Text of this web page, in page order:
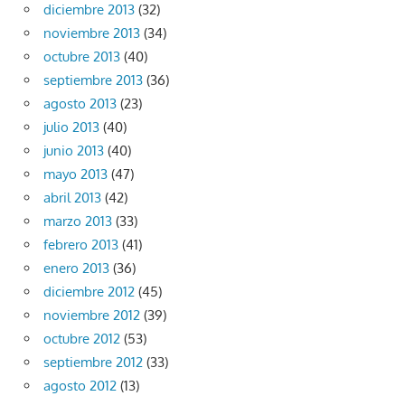
diciembre 2013 (32)
noviembre 2013 (34)
octubre 2013 (40)
septiembre 2013 (36)
agosto 2013 (23)
julio 2013 (40)
junio 2013 (40)
mayo 2013 (47)
abril 2013 (42)
marzo 2013 (33)
febrero 2013 (41)
enero 2013 (36)
diciembre 2012 (45)
noviembre 2012 (39)
octubre 2012 (53)
septiembre 2012 (33)
agosto 2012 (13)